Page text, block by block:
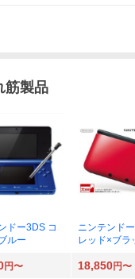
筋製品
ドー3DS コ
ルー
ニンテンド
レッド×ブラ
円〜 18,850円〜